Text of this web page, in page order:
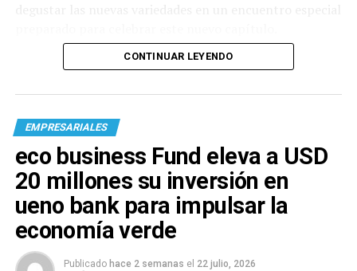
CONTINUAR LEYENDO
EMPRESARIALES
eco business Fund eleva a USD
20 millones su inversión en
ueno bank para impulsar la
economía verde
Publicado hace 2 semanas el 22 julio, 2026